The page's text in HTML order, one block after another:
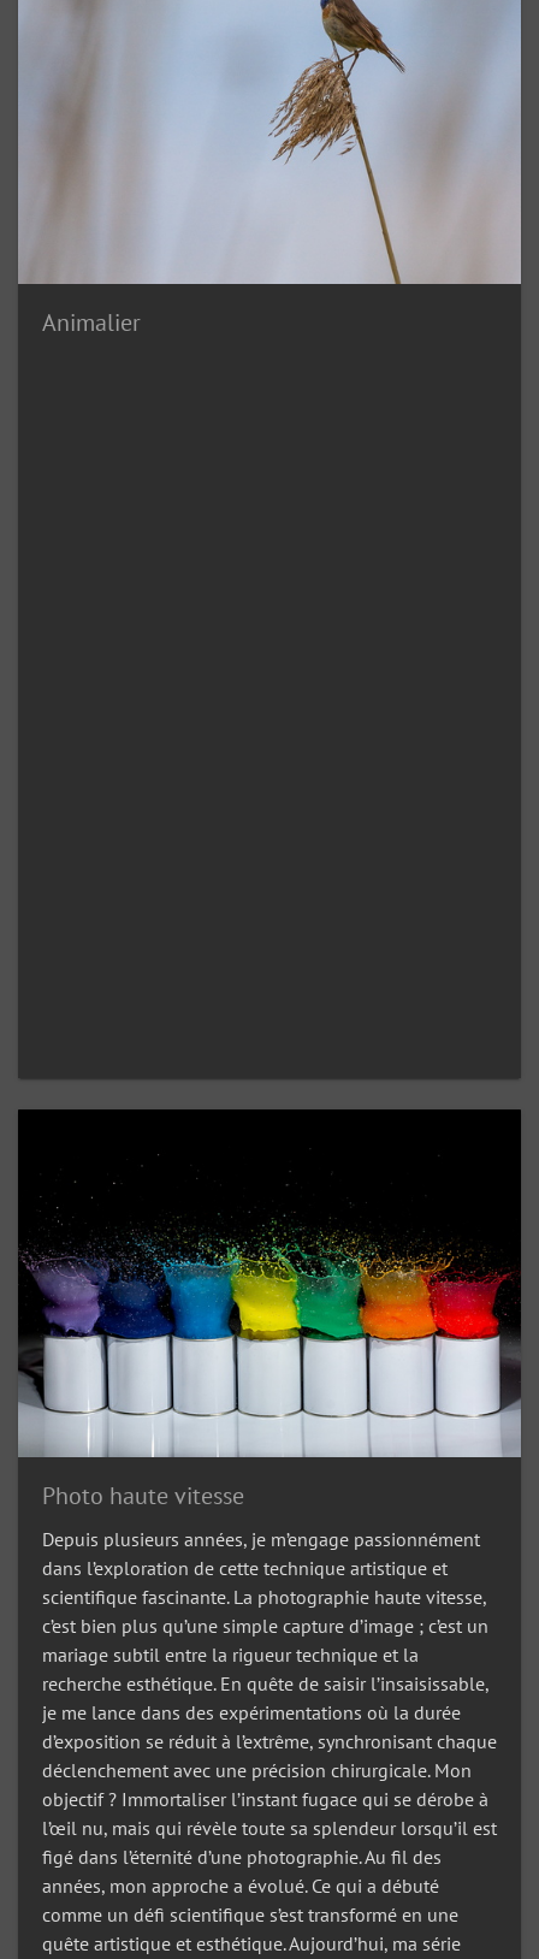
Animalier
Photo haute vitesse
Depuis plusieurs années, je m’engage passionnément
dans l’exploration de cette technique artistique et
scientifique fascinante. La photographie haute vitesse,
c’est bien plus qu’une simple capture d’image ; c’est un
mariage subtil entre la rigueur technique et la
recherche esthétique. En quête de saisir l’insaisissable,
je me lance dans des expérimentations où la durée
d’exposition se réduit à l’extrême, synchronisant chaque
déclenchement avec une précision chirurgicale. Mon
objectif ? Immortaliser l’instant fugace qui se dérobe à
l’œil nu, mais qui révèle toute sa splendeur lorsqu’il est
figé dans l’éternité d’une photographie. Au fil des
années, mon approche a évolué. Ce qui a débuté
comme un défi scientifique s’est transformé en une
quête artistique et esthétique. Aujourd’hui, ma série